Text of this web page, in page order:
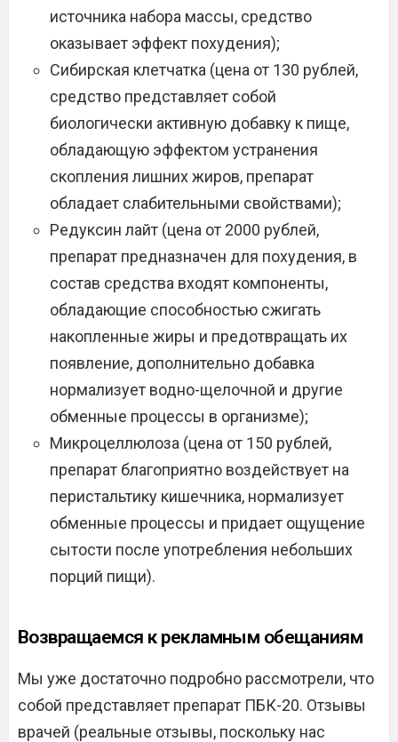
источника набора массы, средство
оказывает эффект похудения);
Сибирская клетчатка (цена от 130 рублей,
средство представляет собой
биологически активную добавку к пище,
обладающую эффектом устранения
скопления лишних жиров, препарат
обладает слабительными свойствами);
Редуксин лайт (цена от 2000 рублей,
препарат предназначен для похудения, в
состав средства входят компоненты,
обладающие способностью сжигать
накопленные жиры и предотвращать их
появление, дополнительно добавка
нормализует водно-щелочной и другие
обменные процессы в организме);
Микроцеллюлоза (цена от 150 рублей,
препарат благоприятно воздействует на
перистальтику кишечника, нормализует
обменные процессы и придает ощущение
сытости после употребления небольших
порций пищи).
Возвращаемся к рекламным обещаниям
Мы уже достаточно подробно рассмотрели, что
собой представляет препарат ПБК-20. Отзывы
врачей (реальные отзывы, поскольку нас